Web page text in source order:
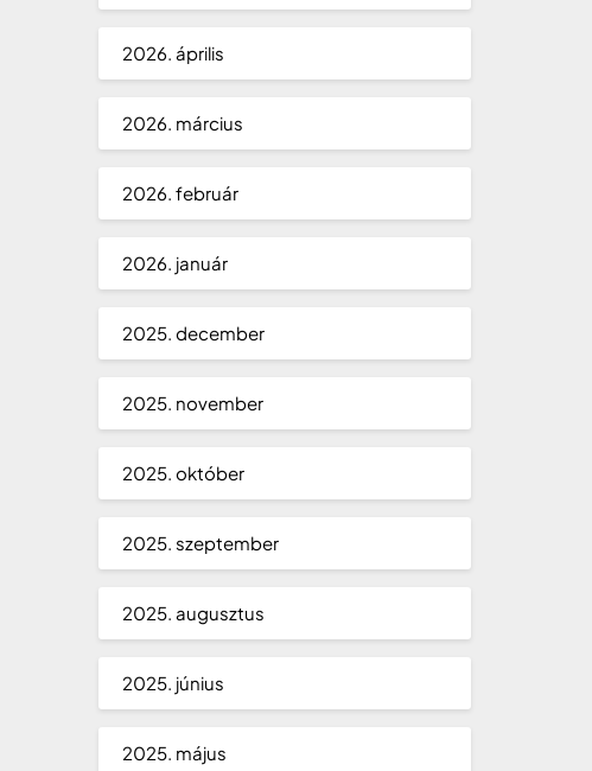
2026. április
2026. március
2026. február
2026. január
2025. december
2025. november
2025. október
2025. szeptember
2025. augusztus
2025. június
2025. május